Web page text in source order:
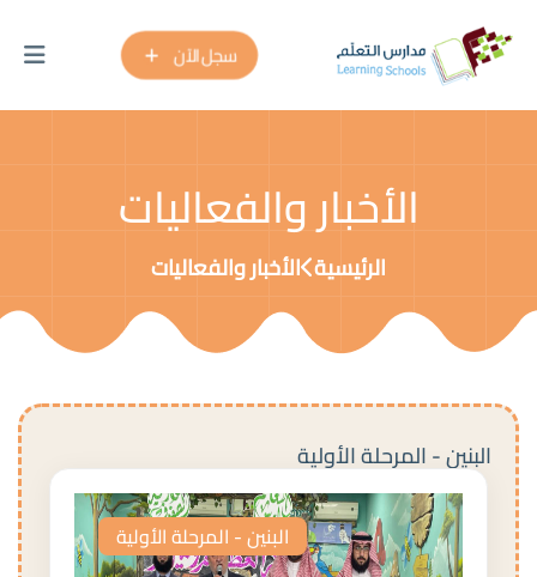
سجل الآن
الأخبار والفعاليات
الرئيسية الأخبار والفعاليات
البنين - المرحلة الأولية
البنين - المرحلة الأولية